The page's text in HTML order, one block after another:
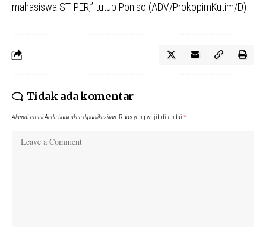
mahasiswa STIPER,” tutup Poniso.(ADV/ProkopimKutim/D)
Tidak ada komentar
Alamat email Anda tidak akan dipublikasikan. Ruas yang wajib ditandai *